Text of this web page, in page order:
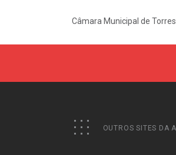
Câmara Municipal de
OUTROS SITES DA